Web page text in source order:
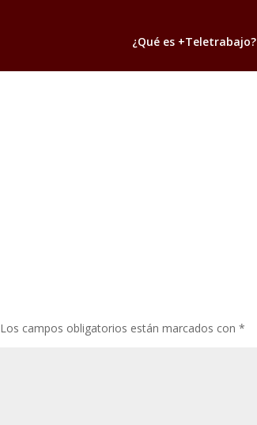
¿Qué es +Teletrabajo?
Los campos obligatorios están marcados con*